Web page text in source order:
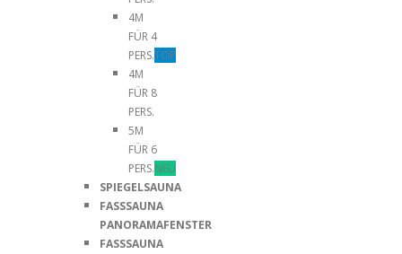
4M
FÜR 4
PERS.TOP
4M
FÜR 8
PERS.
5M
FÜR 6
PERS.NEU
SPIEGELSAUNA
FASSSAUNA
PANORAMAFENSTER
FASSSAUNA